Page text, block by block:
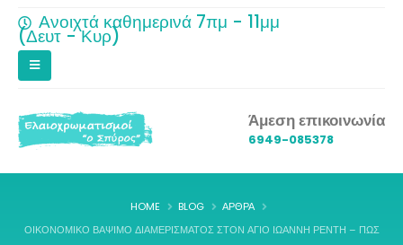
Ανοιχτά καθημερινά 7πμ - 11μμ
(Δευτ - Κυρ)
Άμεση επικοινωνία
6949-085378
HOME BLOG
ΆΡΘΡΑ
ΟΙΚΟΝΟΜΙΚΌ ΒΆΨΙΜΟ ΔΙΑΜΕΡΊΣΜΑΤΟΣ ΣΤΟΝ ΆΓΙΟ ΙΩΆΝΝΗ ΡΈΝΤΗ – ΠΏΣ